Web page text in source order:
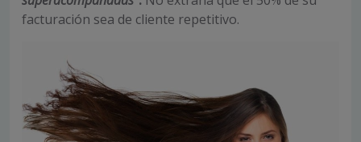
facturación sea de cliente repetitivo.